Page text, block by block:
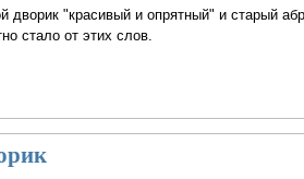
дворик "красивый и опрятный" и старый
стало от этих слов.